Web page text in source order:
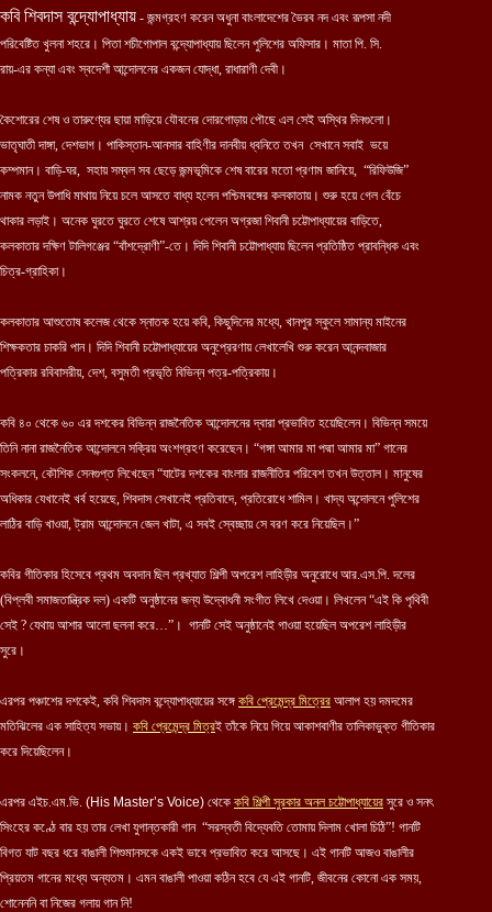
কবি শিবদাস বন্দ্যোপাধ্যায় - জন্মগ্রহণ করেন অধুনা বাংলাদেশের ভৈরব নদ এবং রূপসা নদী
পরিবেষ্টিত খুলনা শহরে। পিতা শচীগোপাল বন্দ্যোপাধ্যায় ছিলেন পুলিশের অফিসার। মাতা পি. সি.
রায়-এর কন্যা এবং স্বদেশী আন্দোলনের একজন যোদ্ধা, রাধারাণী দেবী।
কৈশোরের শেষ ও তারুণ্যের ছায়া মাড়িয়ে যৌবনের দোরগোড়ায় পৌছে এল সেই অস্থির দিনগুলো।
ভাতৃঘাতী দাঙ্গা, দেশভাগ। পাকিস্তান-আনসার বাহিণীর দানবীয় ধ্বনিতে তখন সেখানে সবাই ভয়ে
কম্পমান। বাড়ি-ঘর, সহায় সম্বল সব ছেড়ে জন্মভূমিকে শেষ বারের মতো প্রণাম জানিয়ে, “রিফিউজি”
নামক নতুন উপাধি মাথায় নিয়ে চলে আসতে বাধ্য হলেন পশ্চিমবঙ্গের কলকাতায়। শুরু হয়ে গেল বেঁচে
থাকার লড়াই। অনেক ঘুরতে ঘুরতে শেষে আশ্রয় পেলেন অগ্রজা শিবানী চট্টোপাধ্যায়ের বাড়িতে,
কলকাতার দক্ষিণ টালিগঞ্জের “বাঁশদ্রোণী”-তে। দিদি শিবানী চট্টোপাধ্যায় ছিলেন প্রতিষ্ঠিত প্রাবন্ধিক এবং
চিত্র-গ্রাহিকা।
কলকাতার আশুতোষ কলেজ থেকে স্নাতক হয়ে কবি, কিছুদিনের মধ্যে, খানপুর স্কুলে সামান্য মাইনের
শিক্ষকতার চাকরি পান। দিদি শিবানী চট্টোপাধ্যায়ের অনুপ্রেরণায় লেখালেখি শুরু করেন আনন্দবাজার
পত্রিকার রবিবাসরীয়, দেশ, বসুমতী প্রভৃতি বিভিন্ন পত্র-পত্রিকায়।
কবি ৪০ থেকে ৬০ এর দশকের বিভিন্ন রাজনৈতিক আন্দোলনের দ্বারা প্রভাবিত হয়েছিলেন। বিভিন্ন সময়ে
তিনি নানা রাজনৈতিক আন্দোলনে সক্রিয় অংশগ্রহণ করেছেন। “গঙ্গা আমার মা পদ্মা আমার মা” গানের
সংকলনে, কৌশিক সেনগুপ্ত লিখেছেন “যাটের দশকের বাংলার রাজনীতির পরিবেশ তখন উত্তাল। মানুষের
অধিকার যেখানেই খর্ব হয়েছে, শিবদাস সেখানেই প্রতিবাদে, প্রতিরোধে শামিল। খাদ্য অন্দোলনে পুলিশের
লাঠির বাড়ি খাওয়া, ট্রাম আন্দোলনে জেল খাটা, এ সবই স্বেচ্ছায় সে বরণ করে নিয়েছিল।”
কবির গীতিকার হিসেবে প্রথম অবদান ছিল প্রখ্যাত শিল্পী অপরেশ লাহিড়ীর অনুরোধে আর.এস.পি. দলের
(বিপ্লবী সমাজতান্ত্রিক দল) একটি অনুষ্ঠানের জন্য উদ্বোধনী সংগীত লিখে দেওয়া। লিখলেন “এই কি পৃথিবী
সেই ? যেথায় আশার আলো ছলনা করে…”। গানটি সেই অনুষ্ঠানেই গাওয়া হয়েছিল অপরেশ লাহিড়ীর
সুরে।
এরপর পঞ্চাশের দশকেই, কবি শিবদাস বন্দ্যোপাধ্যায়ের সঙ্গে কবি প্রেমেন্দ্র মিত্রের আলাপ হয় দমদমের
মতিঝিলের এক সাহিত্য সভায়। কবি প্রেমেন্দ্র মিত্রই তাঁকে নিয়ে গিয়ে আকাশবাণীর তালিকাভুক্ত গীতিকার
করে দিয়েছিলেন।
এরপর এইচ.এম.ভি. (His Master’s Voice) থেকে কবি শিল্পী সুরকার অনল চট্টোপাধ্যায়ের সুরে ও সনৎ
সিংহের কণ্ঠে বার হয় তার লেখা যুগান্তকারী গান “সরস্বতী বিদ্যেবতি তোমায় দিলাম খোলা চিঠি”! গানটি
বিগত যাট বছর ধরে বাঙালী শিশুমানসকে একই ভাবে প্রভাবিত করে আসছে। এই গানটি আজও বাঙালীর
প্রিয়তম গানের মধ্যে অন্যতম। এমন বাঙালী পাওয়া কঠিন হবে যে এই গানটি, জীবনের কোনো এক সময়,
শোনেননি বা নিজের গলায় গান নি!